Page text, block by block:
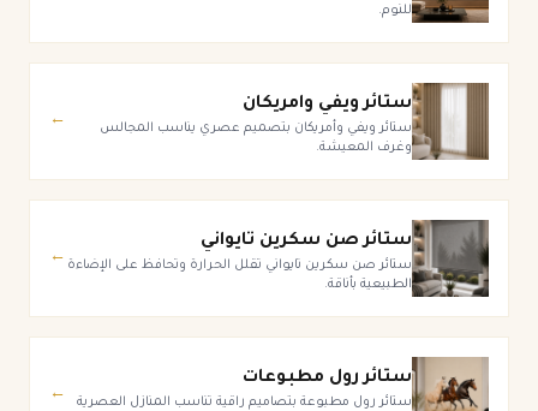
للنوم.
ستائر ويفي وامريكان
ستائر ويفي وأمريكان بتصميم عصري يناسب المجالس
وغرف المعيشة.
←
ستائر صن سكرين تايواني
ستائر صن سكرين تايواني تقلل الحرارة وتحافظ على الإضاءة
الطبيعية بأناقة.
←
ستائر رول مطبوعات
ستائر رول مطبوعة بتصاميم راقية تناسب المنازل العصرية
←